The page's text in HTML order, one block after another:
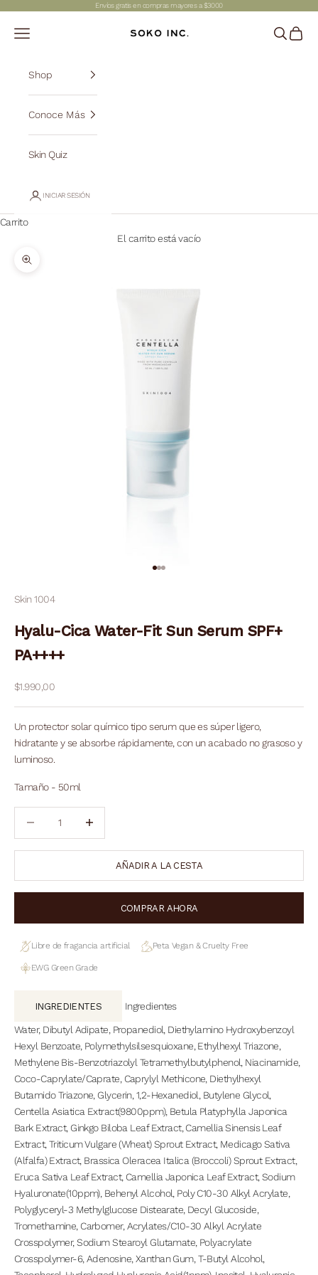
Envíos gratis en compras mayores a $3000
SOKO INC.
Abrir menú de navegación AbrirAbrir
Shop
Conoce Más
Skin Quiz
INICIAR SESIÓN
Carrito
El carrito está vacío
Zoom
Ir al artículo 1
Ir al artículo 2
Ir al artículo 3
Skin 1004
Hyalu-Cica Water-Fit Sun Serum SPF+
PA++++
Precio de oferta
$1.990,00
Un protector solar químico tipo serum que es súper ligero,
hidratante y se absorbe rápidamente, con un acabado no grasoso y
luminoso.
Tamaño - 50ml
AÑADIR A LA CESTA
COMPRAR AHORA
Libre de fragancia artificial Peta Vegan & Cruelty Free
EWG Green Grade
INGREDIENTES Ingredientes
Water, Dibutyl Adipate, Propanediol, Diethylamino Hydroxybenzoyl
Hexyl Benzoate, Polymethylsilsesquioxane, Ethylhexyl Triazone,
Methylene Bis-Benzotriazolyl Tetramethylbutylphenol, Niacinamide,
Coco-Caprylate/Caprate, Caprylyl Methicone, Diethylhexyl
Butamido Triazone, Glycerin, 1,2-Hexanediol, Butylene Glycol,
Centella Asiatica Extract(9800ppm), Betula Platyphylla Japonica
Bark Extract, Ginkgo Biloba Leaf Extract, Camellia Sinensis Leaf
Extract, Triticum Vulgare (Wheat) Sprout Extract, Medicago Sativa
(Alfalfa) Extract, Brassica Oleracea Italica (Broccoli) Sprout Extract,
Eruca Sativa Leaf Extract, Camellia Japonica Leaf Extract, Sodium
Hyaluronate(10ppm), Behenyl Alcohol, Poly C10-30 Alkyl Acrylate,
Polyglyceryl-3 Methylglucose Distearate, Decyl Glucoside,
Tromethamine, Carbomer, Acrylates/C10-30 Alkyl Acrylate
Crosspolymer, Sodium Stearoyl Glutamate, Polyacrylate
Crosspolymer-6, Adenosine, Xanthan Gum, T-Butyl Alcohol,